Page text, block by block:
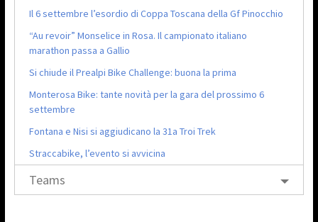
Il 6 settembre l’esordio di Coppa Toscana della Gf Pinocchio
“Au revoir” Monselice in Rosa. Il campionato italiano
marathon passa a Gallio
Si chiude il Prealpi Bike Challenge: buona la prima
Monterosa Bike: tante novità per la gara del prossimo 6
settembre
Fontana e Nisi si aggiudicano la 31a Troi Trek
Straccabike, l’evento si avvicina
Teams